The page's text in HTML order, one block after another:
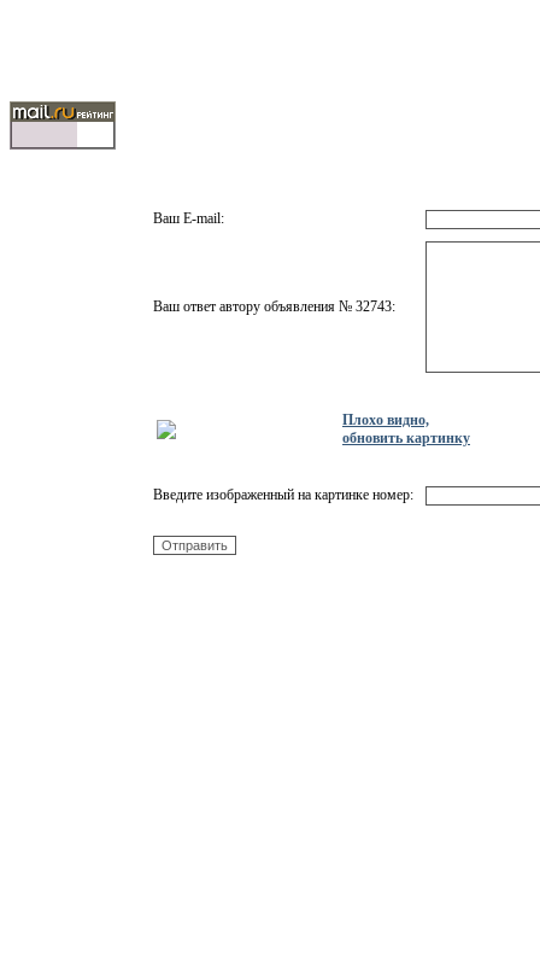
Ваш E-mail:
Ваш ответ автору объявления № 32743:
Плохо видно,
обновить картинку
Введите изображенный на картинке номер: